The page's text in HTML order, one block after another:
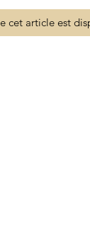
cet article est